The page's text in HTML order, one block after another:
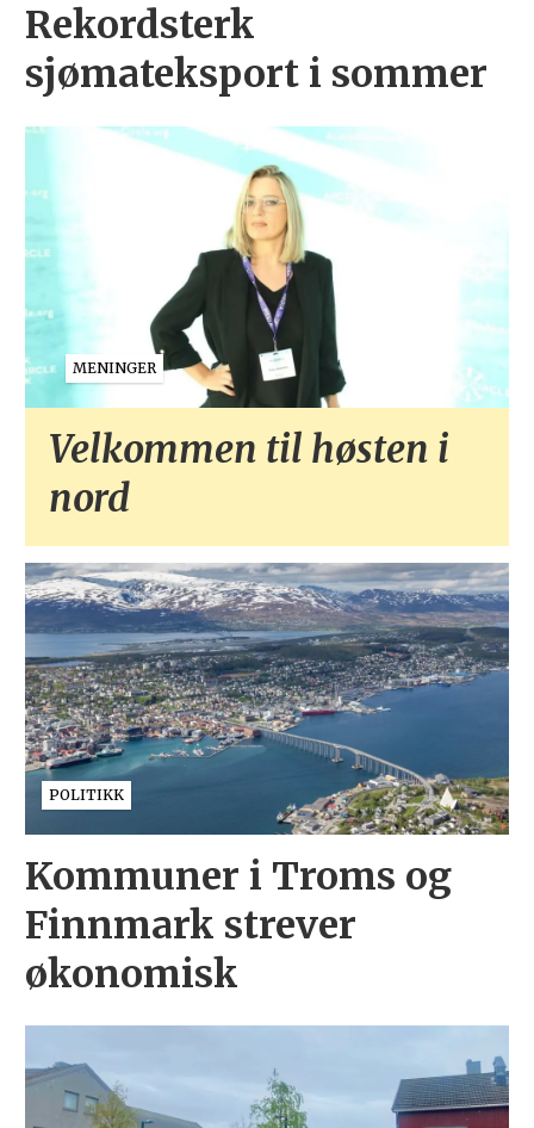
Rekordsterk
sjømateksport i sommer
MENINGER
Velkommen til høsten i
nord
POLITIKK
Kommuner i Troms og
Finnmark strever
økonomisk